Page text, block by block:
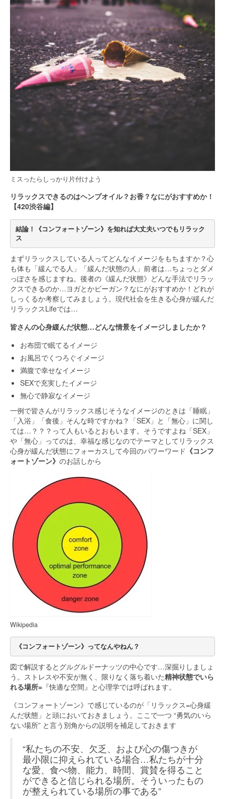
ミスったらしっかり片付けよう
リラックスできるのはヘンプオイル？お香？なにがおすすめか！
【420渋谷編】
結論！《コンフォートゾーン》を知れば大丈夫いつでもリラック
ス
まずリラックスしている人ってどんなイメージをもちますか？心
も体も「緩んでる人」「緩んだ状態の人」前者は…ちょっとダメ
っぽさを感じますね。後者の《緩んだ状態》どんな手法でリラッ
クスできるのか…ヨガとかビーガン？なにがおすすめか！どれが
しっくるか考察してみましょう。現代社会を生きる心身が緩んだ
リラックスLifeでは…
皆さんの心身緩んだ状態…どんな情景をイメージしましたか？
お布団で眠てるイメージ
お風呂でくつろぐイメージ
満腹で幸せなイメージ
SEXで充実したイメージ
無心で静寂なイメージ
一例で皆さんがリラックス感じそうなイメージのときは「睡眠」
「入浴」「食後」そんな時ですかね？「SEX」と「無心」に関し
ては…？？？って人もいるとおもいます。そうですよね「SEX」
や「無心」ってのは、幸福な感じなのでテーマとしてリラックス
心身が緩んだ状態にフォーカスして今回のパワーワード 《コンフ
ォートゾーン》 のお話しから
Wikipedia
《コンフォートゾーン》ってなんやねん？
図で解説するとグルグルドーナッツの中心です…深掘りしましょ
う。ストレスや不安が無く、限りなく落ち着いた精神状態でいら
れる場所= 『快適な空間』と心理学では呼ばれます。
《コンフォートゾーン》で感じているのが「リラックス=心身緩
んだ状態」と頭においておきましょう。ここで一つ “勇気のいら
ない場所” と言う別角からの説明を補足しておきます
“私たちの不安、欠乏、および心の傷つきが
最小限に抑えられている場合…私たちが十分
な愛、食べ物、能力、時間、賞賛を得ること
ができると信じられる場所。そういったもの
が整えられている場所の事である”